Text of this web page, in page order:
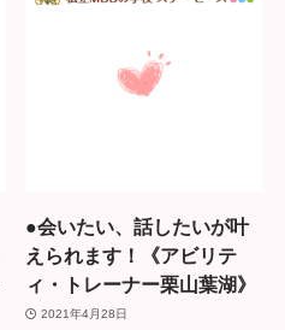
●会いたい、話したいが叶
えられます！《アビリテ
ィ・トレーナー栗山葉湖》
2021年4月28日